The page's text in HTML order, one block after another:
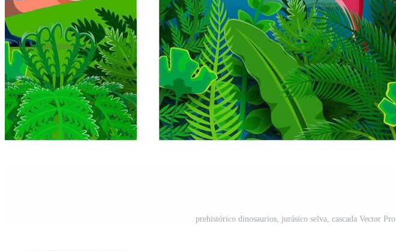
prehistórico dinosaurios, jurásico selva, cascada Vector Pro